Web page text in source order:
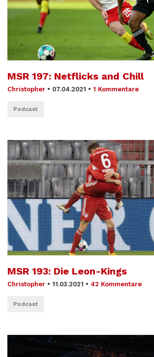
MSR 197: Netflicks and Chill
Christopher • 07.04.2021 • 1 Kommentare
Podcast
MSR 193: Die Leon-Kings
Christopher • 11.03.2021 • 42 Kommentare
Podcast